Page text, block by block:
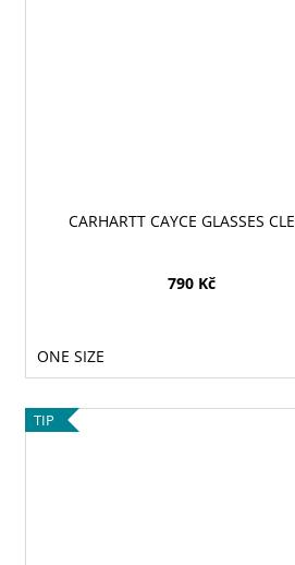
CARHARTT CAYCE GLASSES
790 Kč
ONE SIZE
TIP